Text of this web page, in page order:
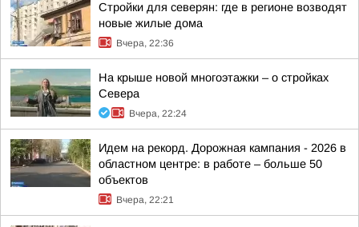
Стройки для северян: где в регионе возводят
новые жилые дома
Вчера, 22:36
На крыше новой многоэтажки – о стройках
Севера
Вчера, 22:24
Идем на рекорд. Дорожная кампания - 2026 в
областном центре: в работе – больше 50
объектов
Вчера, 22:21